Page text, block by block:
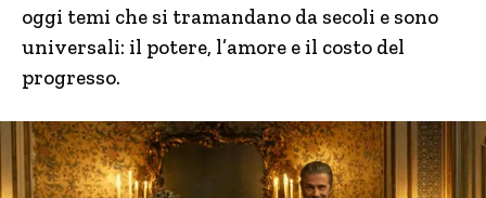
oggi temi che si tramandano da secoli e sono
universali: il potere, l’amore e il costo del
progresso.